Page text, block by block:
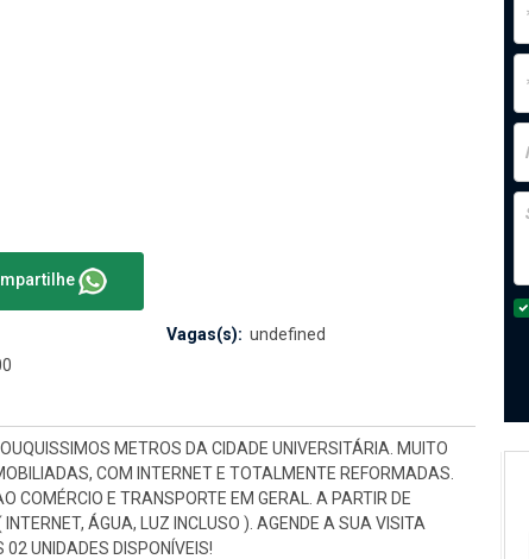
Vagas(s): undefined
METROS DA CIDADE UNIVERSITÁRIA. MUITO
COM INTERNET E TOTALMENTE REFORMADAS.
COMÉRCIO E TRANSPORTE EM GERAL. A PARTIR DE
ÁGUA, LUZ INCLUSO ). AGENDE A SUA VISITA
UNIDADES DISPONÍVEIS!